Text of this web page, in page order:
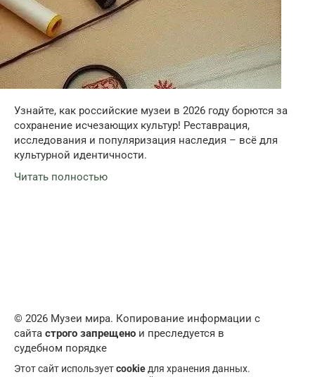
Узнайте, как российские музеи в 2026 году борются за
сохранение исчезающих культур! Реставрация,
исследования и популяризация наследия – всё для
культурной идентичности.
Читать полностью
© 2026 Музеи мира. Копирование информации с
сайта строго запрещено и преследуется в
судебном порядке
Этот сайт используетcookie для хранения данных.